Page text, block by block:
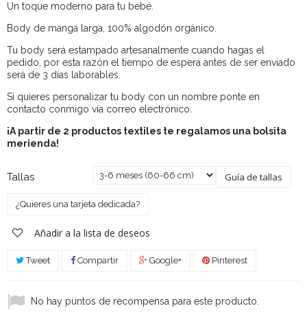
Un toque moderno para tu bebé.
Body de manga larga, 100% algodón orgánico.
Tu body será estampado artesanalmente cuando hagas el
pedido, por esta razón el tiempo de espera antes de ser enviado
será de 3 días laborables.
Si quieres personalizar tu body con un nombre ponte en
contacto conmigo vía correo electrónico.
¡A partir de 2 productos textiles te regalamos una bolsita
merienda!
Tallas Guía de tallas
¿Quieres una tarjeta dedicada?
Añadir a la lista de deseos
Tweet Compartir Google+ Pinterest
No hay puntos de recompensa para este producto.